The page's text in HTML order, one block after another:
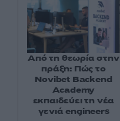
Από τη θεωρία στην
πράξη: Πώς το
Novibet Backend
Academy
εκπαιδεύει τη νέα
γενιά engineers